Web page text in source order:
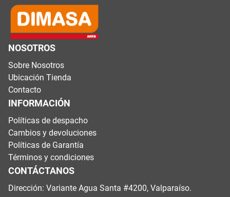
NOSOTROS
Sobre Nosotros
Ubicación Tienda
Contacto
INFORMACIÓN
Políticas de despacho
Cambios y devoluciones
Políticas de Garantía
Términos y condiciones
CONTÁCTANOS
Dirección: Variante Agua Santa #4200, Valparaíso.